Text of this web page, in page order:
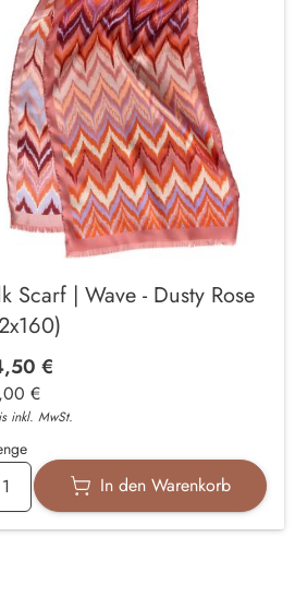
Scarf | Wave - Dusty Rose
€
€
inkl. MwSt.
In den Warenkorb